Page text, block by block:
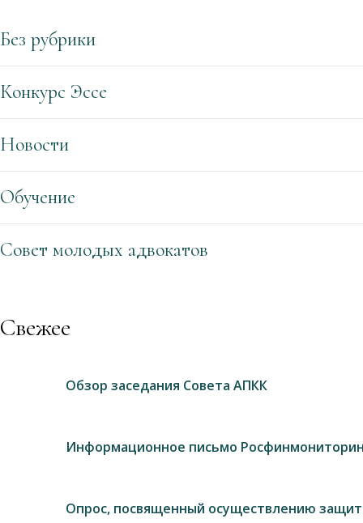
Без рубрики
Конкурс Эссе
Новости
Обучение
Совет молодых адвокатов
Свежее
Обзор заседания Совета АПКК
Информационное письмо
Опрос, посвященный осуществлению